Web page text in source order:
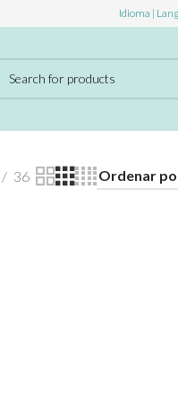
Idioma |
36